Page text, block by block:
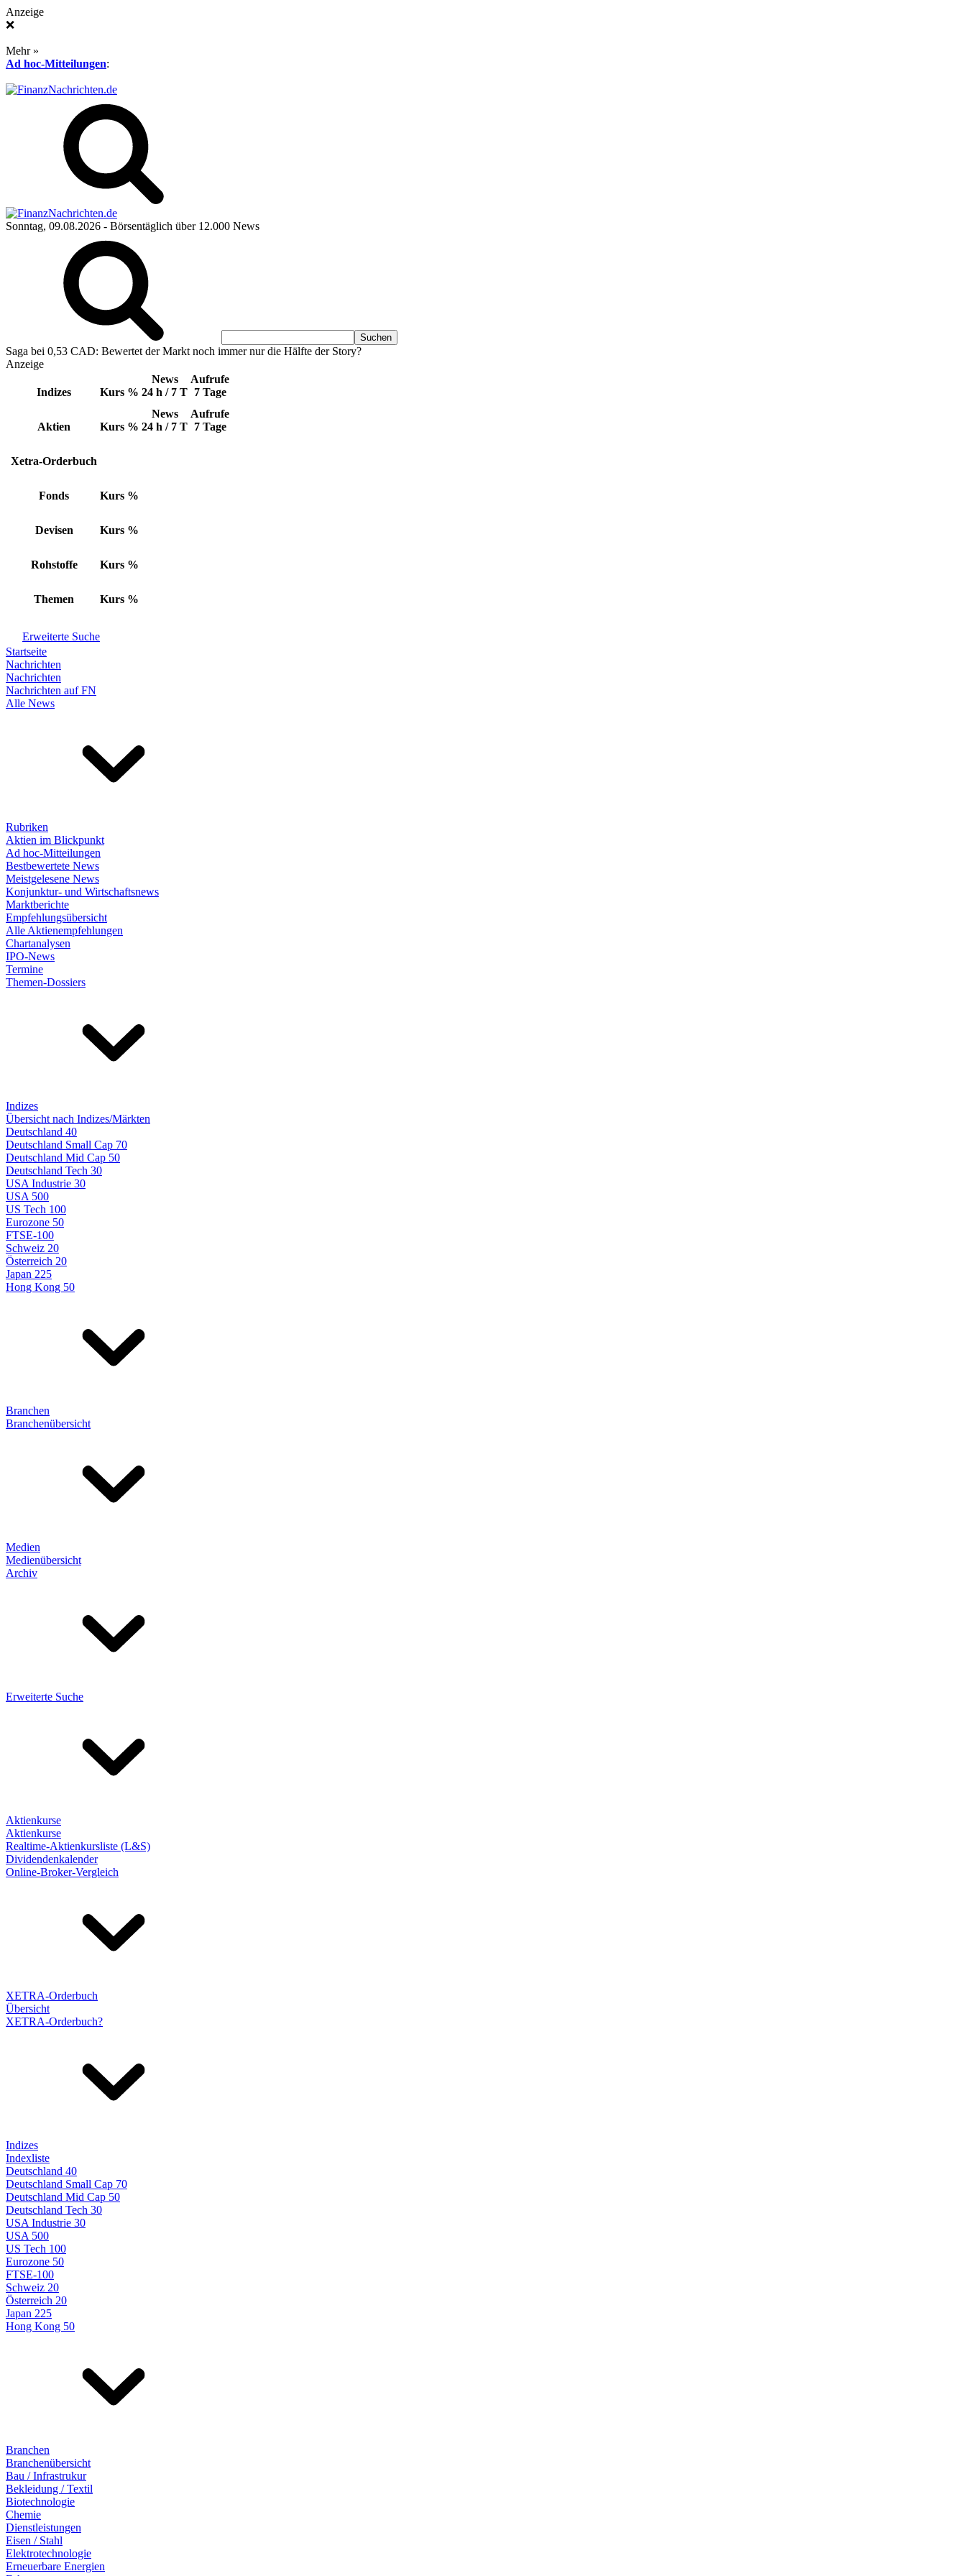
Anzeige
❌
Mehr »
Ad hoc-Mitteilungen:
Sonntag, 09.08.2026 - Börsentäglich über 12.000 News
Saga bei 0,53 CAD: Bewertet der Markt noch immer nur die Hälfte der Story?
Anzeige
Indizes Kurs %
News
24 h / 7 T
Aufrufe
7 Tage
Aktien Kurs %
News
24 h / 7 T
Aufrufe
7 Tage
Xetra-Orderbuch
Fonds Kurs %
Devisen Kurs %
Rohstoffe Kurs %
Themen Kurs %
Erweiterte Suche
Startseite
Nachrichten
Nachrichten
Nachrichten auf FN
Alle News
Rubriken
Aktien im Blickpunkt
Ad hoc-Mitteilungen
Bestbewertete News
Meistgelesene News
Konjunktur- und Wirtschaftsnews
Marktberichte
Empfehlungsübersicht
Alle Aktienempfehlungen
Chartanalysen
IPO-News
Termine
Themen-Dossiers
Indizes
Übersicht nach Indizes/Märkten
Deutschland 40
Deutschland Small Cap 70
Deutschland Mid Cap 50
Deutschland Tech 30
USA Industrie 30
USA 500
US Tech 100
Eurozone 50
FTSE-100
Schweiz 20
Österreich 20
Japan 225
Hong Kong 50
Branchen
Branchenübersicht
Medien
Medienübersicht
Archiv
Erweiterte Suche
Aktienkurse
Aktienkurse
Realtime-Aktienkursliste (L&S)
Dividendenkalender
Online-Broker-Vergleich
XETRA-Orderbuch
Übersicht
XETRA-Orderbuch?
Indizes
Indexliste
Deutschland 40
Deutschland Small Cap 70
Deutschland Mid Cap 50
Deutschland Tech 30
USA Industrie 30
USA 500
US Tech 100
Eurozone 50
FTSE-100
Schweiz 20
Österreich 20
Japan 225
Hong Kong 50
Branchen
Branchenübersicht
Bau / Infrastrukur
Bekleidung / Textil
Biotechnologie
Chemie
Dienstleistungen
Eisen / Stahl
Elektrotechnologie
Erneuerbare Energien